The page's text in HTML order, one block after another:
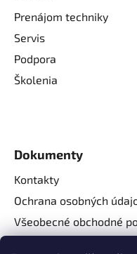
Prenájom techniky
Servis
Podpora
Školenia
Dokumenty
Kontakty
Ochrana osobných
Všeobecné obchodné